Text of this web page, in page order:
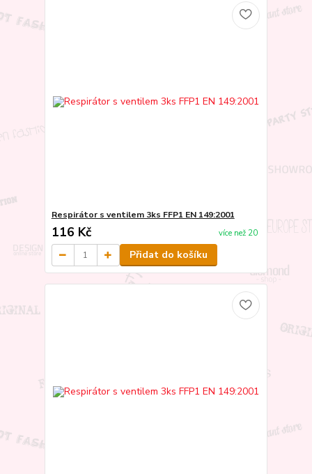
Respirátor s ventilem 3ks FFP1 EN 149:2001
116 Kč více než 20
Přidat do košíku